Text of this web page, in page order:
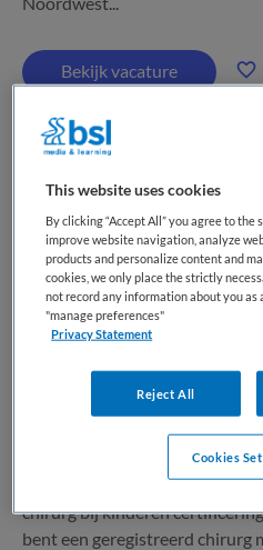
Bekijk vacature
Chef de clinique
kinderen
HagaZiekenhuis,Den
WO
Fulltime
Tijdelijk dienstverband
De vakgroep Heelkunde van
1 oktober 2026 plaats aan een
chirurg bij kinderen
bent een geregistreerd chirurg
This website uses cookies
By clicking “Accept All” you agree to
improve website navigation, analyze
products and personalize content and
cookies, we only place the strictly
not record any information about you as
"manage preferences"
Privacy Statement
Reject All
Cookies